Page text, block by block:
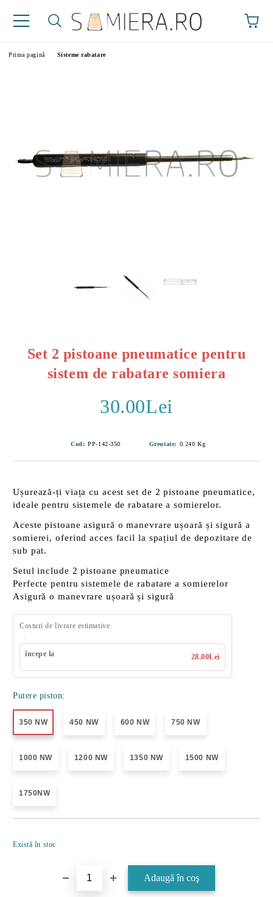
Prima pagină Sisteme rabatare
Set 2 pistoane pneumatice pentru
sistem de rabatare somiera
30.00Lei
Cod: PP-142-350 Greutate: 0.240 Kg
Ușurează-ți viața cu acest set de 2 pistoane pneumatice,
ideale pentru sistemele de rabatare a somierelor.
Aceste pistoane asigură o manevrare ușoară și sigură a
somierei, oferind acces facil la spațiul de depozitare de
sub pat.
Setul include 2 pistoane pneumatice
Perfecte pentrusistemele de rabatare a somierelor
Asigură omanevrare ușoară și sigură
Costuri de livrare estimative
începe la 28.00Lei
Putere piston:
350 NW 450 NW 600 NW 750 NW
1000 NW 1200 NW 1350 NW 1500 NW
1750NW
Există în stoc